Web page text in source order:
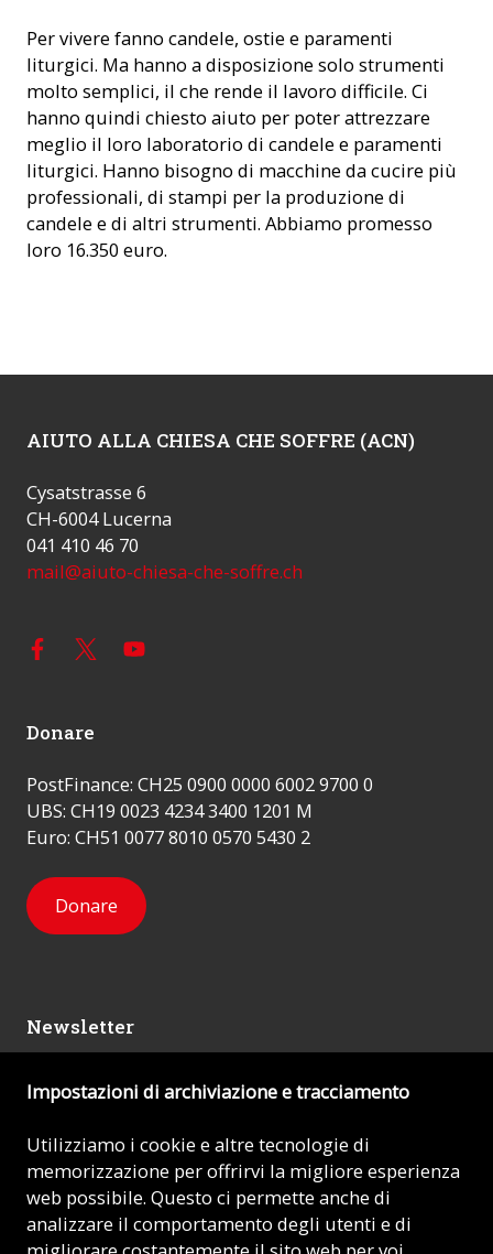
Per vivere fanno candele, ostie e paramenti
liturgici. Ma hanno a disposizione solo strumenti
molto semplici, il che rende il lavoro difficile. Ci
hanno quindi chiesto aiuto per poter attrezzare
meglio il loro laboratorio di candele e paramenti
liturgici. Hanno bisogno di macchine da cucire più
professionali, di stampi per la produzione di
candele e di altri strumenti. Abbiamo promesso
loro 16.350 euro.
AIUTO ALLA CHIESA CHE SOFFRE (ACN)
Cysatstrasse 6
CH-6004 Lucerna
041 410 46 70
mail@aiuto-chiesa-che-soffre.ch
Donare
PostFinance: CH25 0900 0000 6002 9700 0
UBS: CH19 0023 4234 3400 1201 M
Euro: CH51 0077 8010 0570 5430 2
Donare
Newsletter
Mi iscrivo
© 2026 - AIUTO ALLA CHIESA CHE SOFFRE (ACN)
Impronta
Impostazioni di archiviazione e tracciamento
Utilizziamo i cookie e altre tecnologie di
memorizzazione per offrirvi la migliore esperienza
web possibile. Questo ci permette anche di
analizzare il comportamento degli utenti e di